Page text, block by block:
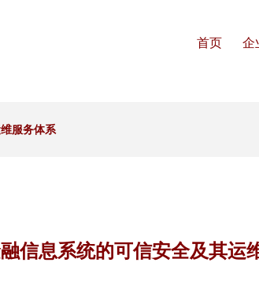
首页 企
服务体系
信息系统的可信安全及其运